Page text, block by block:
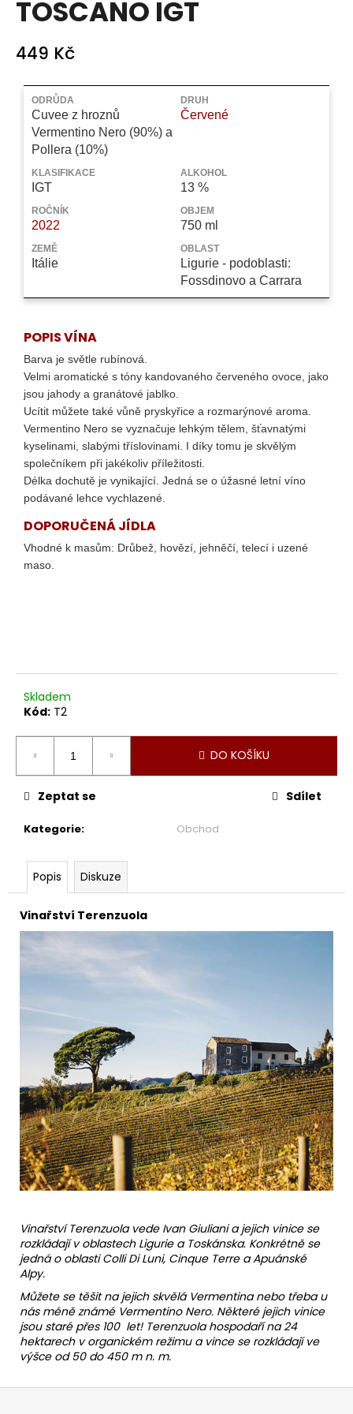
TOSCANO IGT
449 Kč
Měrná
cena:
ODRŮDA
Cuvee z hroznů
Vermentino Nero (90%) a
Pollera (10%)
DRUH
Červené
KLASIFIKACE
IGT
ALKOHOL
13 %
ROČNÍK
2022
OBJEM
750 ml
ZEMĚ
Itálie
OBLAST
Ligurie - podoblasti:
Fossdinovo a Carrara
POPIS VÍNA
Barva je světle rubínová.
Velmi aromatické s tóny kandovaného červeného ovoce, jako
jsou jahody a granátové jablko.
Ucítit můžete také vůně pryskyřice a rozmarýnové aroma.
Vermentino Nero se vyznačuje lehkým tělem, šťavnatými
kyselinami, slabými tříslovinami. I díky tomu je skvělým
společníkem při jakékoliv příležitosti.
Délka dochutě je vynikající. Jedná se o úžasné letní víno
podávané lehce vychlazené.
DOPORUČENÁ JÍDLA
Vhodné k masům: Drůbež, hovězí, jehněčí, telecí i uzené
maso.
Skladem
Kód: T2
DO KOŠÍKU
Kategorie: Obchod
Zeptat se Sdílet
Popis Diskuze
Vinařství Terenzuola
Vinařství Terenzuola vede Ivan Giuliani a jejich vinice se
rozkládají v oblastech Ligurie a Toskánska. Konkrétně se
jedná o oblasti Colli Di Luni, Cinque Terre a Apuánské
Alpy.
Můžete se těšit na jejich skvělá Vermentina nebo třeba u
nás méně známé Vermentino Nero. Některé jejich vinice
jsou staré přes 100 let! Terenzuola hospodaří na 24
hektarech v organickém režimu a vince se rozkládají ve
výšce od 50 do 450 m n. m.
a
í
o
u
č
u
e
m
e
SAFFREDI
TOSCANA
IGT
3
499